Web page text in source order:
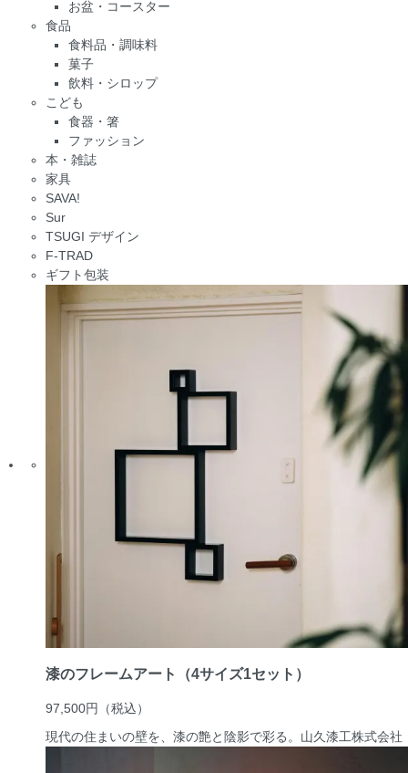
お盆・コースター
食品
食料品・調味料
菓子
飲料・シロップ
こども
食器・箸
ファッション
本・雑誌
家具
SAVA!
Sur
TSUGI デザイン
F-TRAD
ギフト包装
漆のフレームアート（4サイズ1セット）
97,500円
（税込）
現代の住まいの壁を、漆の艶と陰影で彩る。 山久漆工株式会社